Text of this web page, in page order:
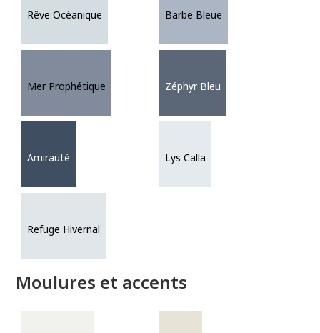
Rêve Océanique Barbe Bleue
Mer Prophétique Zéphyr Bleu
Amirauté Lys Calla
Refuge Hivernal
Moulures et accents